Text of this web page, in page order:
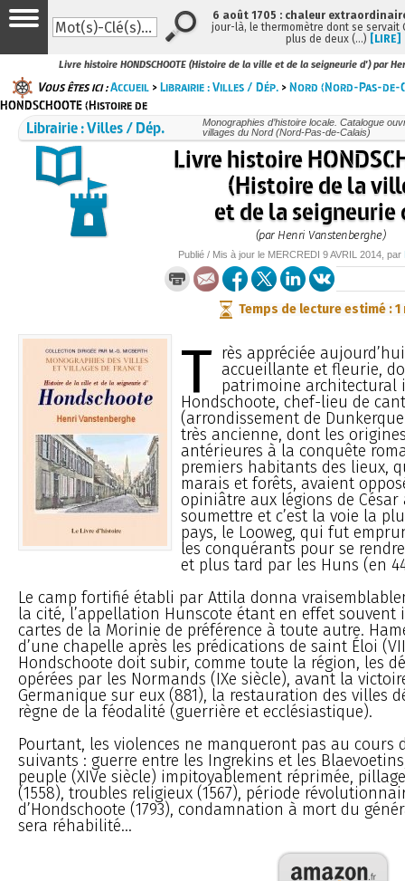
Livre histoire HONDSCHOOTE (Histoire de la ville et de la seigneurie d') par
Vous êtes ici :Accueil >Librairie : Villes / Dép. >Nord (Nord-Pas-de-
HONDSCHOOTE (Histoire de
Librairie : Villes / Dép.
Monographies d’histoire locale. Catalogue
villages du Nord (Nord-Pas-de-Calais)
Livre histoire
(Histoire de la
et de la seigneurie
(par Henri Vanstenberghe)
Publié / Mis à jour le MERCREDI 9 AVRIL 2014 , par
Temps de lecture estimé : 1
T rès appréciée
accueillante et fleurie,
patrimoine architectural
Hondschoote, chef-lieu de
(arrondissement de
très ancienne, dont les
antérieures à la conquête
premiers habitants des lieux,
marais et forêts, avaient
opiniâtre aux légions de César
soumettre et c’est la voie la
pays, le Looweg, qui fut
les conquérants pour se
et plus tard par les Huns (en
Le camp fortifié établi par Attila donna
la cité, l’appellation Hunscote étant en effet souvent
cartes de la Morinie de préférence à toute autre.
d’une chapelle après les prédications de saint Éloi
Hondschoote doit subir, comme toute la région, les
opérées par les Normands (IXe siècle), avant la
Germanique sur eux (881), la restauration des villes
règne de la féodalité (guerrière et ecclésiastique).
Pourtant, les violences ne manqueront pas au cours
suivants : guerre entre les Ingrekins et les
peuple (XIVe siècle) impitoyablement réprimée,
(1558), troubles religieux (1567), période
d’Hondschoote (1793), condamnation à mort du
sera réhabilité...
6 août 1705 : chaleur
jour-là, le thermomètre dont se servait
plus de deux (…) [LIRE]